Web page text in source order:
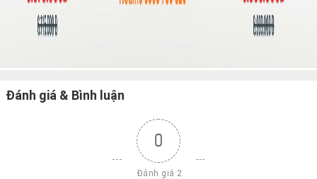
Đánh giá & Bình luận
0
Đánh giá 2